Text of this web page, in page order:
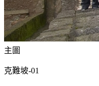
主圖
克難坡-01